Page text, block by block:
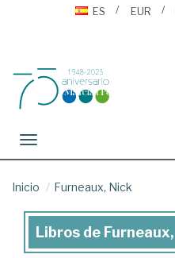
ES
EUR
Toggle navigation
Inicio Furneaux, Nick
Libros
Libros de